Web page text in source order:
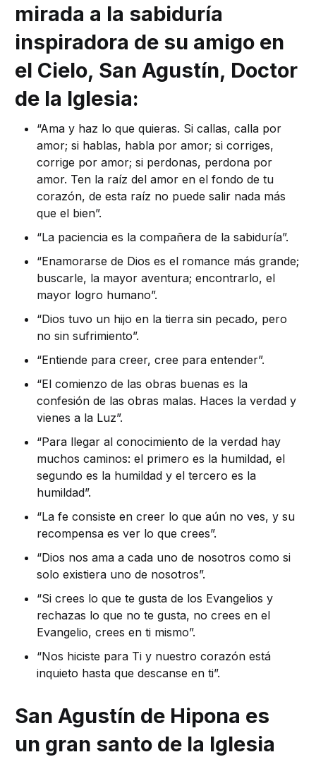
mirada a la sabiduría
inspiradora de su amigo en
el Cielo, San Agustín, Doctor
de la Iglesia:
“Ama y haz lo que quieras. Si callas, calla por
amor; si hablas, habla por amor; si corriges,
corrige por amor; si perdonas, perdona por
amor. Ten la raíz del amor en el fondo de tu
corazón, de esta raíz no puede salir nada más
que el bien”.
“La paciencia es la compañera de la sabiduría”.
“Enamorarse de Dios es el romance más grande;
buscarle, la mayor aventura; encontrarlo, el
mayor logro humano”.
“Dios tuvo un hijo en la tierra sin pecado, pero
no sin sufrimiento”.
“Entiende para creer, cree para entender”.
“El comienzo de las obras buenas es la
confesión de las obras malas. Haces la verdad y
vienes a la Luz”.
“Para llegar al conocimiento de la verdad hay
muchos caminos: el primero es la humildad, el
segundo es la humildad y el tercero es la
humildad”.
“La fe consiste en creer lo que aún no ves, y su
recompensa es ver lo que crees”.
“Dios nos ama a cada uno de nosotros como si
solo existiera uno de nosotros”.
“Si crees lo que te gusta de los Evangelios y
rechazas lo que no te gusta, no crees en el
Evangelio, crees en ti mismo”.
“Nos hiciste para Ti y nuestro corazón está
inquieto hasta que descanse en ti”.
San Agustín de Hipona es
un gran santo de la Iglesia